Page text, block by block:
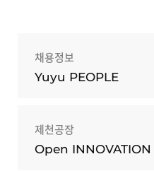
채용정보
Yuyu PEOPLE
제천공장
Open INNOVATION